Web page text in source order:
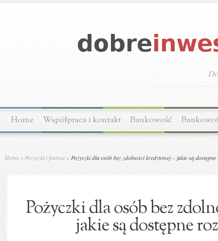
Home Współpraca i kontakt Bankowość
Home » Pożyczki i finanse » Pożyczki dla osób bez zdolności kredytowej – jakie są
Pożyczki dla osób bez
jakie są dostępne